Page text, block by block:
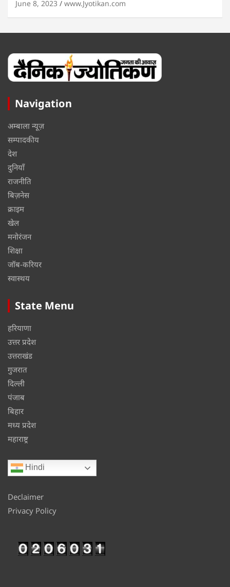
June 8, 2023 www.Jyotikan.com
Navigation
अम्बाला न्यूज़
सम्पादकीय
देश
दुनियाँ
राजनीति
बिज़नेस
क्राइम
खेल
मनोरंजन
शिक्षा
जॉब-करियर
स्वास्थय
State Menu
हरियाणा
उत्तर प्रदेश
उत्तराखंड
गुजरात
दिल्ली
पंजाब
बिहार
मध्य प्रदेश
महाराष्ट्र
Hindi
Declaimer
Privacy Policy